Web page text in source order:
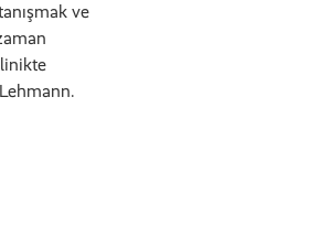
ve